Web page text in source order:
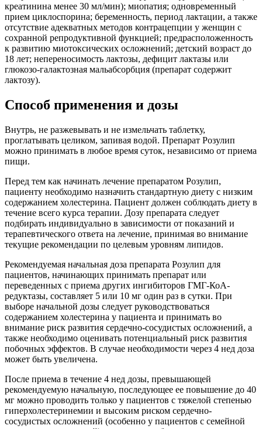
креатинина менее 30 мл/мин); миопатия; одновременный
прием циклоспорина; беременность, период лактации, а также
отсутствие адекватных методов контрацепции у женщин с
сохранной репродуктивной функцией; предрасположенность
к развитию миотоксических осложнений; детский возраст до
18 лет; непереносимость лактозы, дефицит лактазы или
глюкозо-галактозная мальабсорбция (препарат содержит
лактозу).
Способ применения и дозы
Внутрь, не разжевывать и не измельчать таблетку,
проглатывать целиком, запивая водой. Препарат Розулип
можно принимать в любое время суток, независимо от приема
пищи.
Перед тем как начинать лечение препаратом Розулип,
пациенту необходимо назначить стандартную диету с низким
содержанием холестерина. Пациент должен соблюдать диету в
течение всего курса терапии. Дозу препарата следует
подбирать индивидуально в зависимости от показаний и
терапевтического ответа на лечение, принимая во внимание
текущие рекомендации по целевым уровням липидов.
Рекомендуемая начальная доза препарата Розулип для
пациентов, начинающих принимать препарат или
переведенных с приема других ингибиторов ГМГ-КоА-
редуктазы, составляет 5 или 10 мг один раз в сутки. При
выборе начальной дозы следует руководствоваться
содержанием холестерина у пациента и принимать во
внимание риск развития сердечно-сосудистых осложнений, а
также необходимо оценивать потенциальный риск развития
побочных эффектов. В случае необходимости через 4 нед доза
может быть увеличена.
После приема в течение 4 нед дозы, превышающей
рекомендуемую начальную, последующее ее повышение до 40
мг можно проводить только у пациентов с тяжелой степенью
гиперхолестеринемии и высоким риском сердечно-
сосудистых осложнений (особенно у пациентов с семейной